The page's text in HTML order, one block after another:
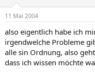
11 Mai 2004
also eigentlich habe ich
irgendwelche Probleme
alle sin Ordnung, also
dass ich wissen möchte